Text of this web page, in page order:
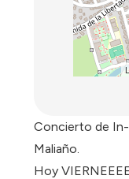
Concierto de
Maliaño.
Hoy